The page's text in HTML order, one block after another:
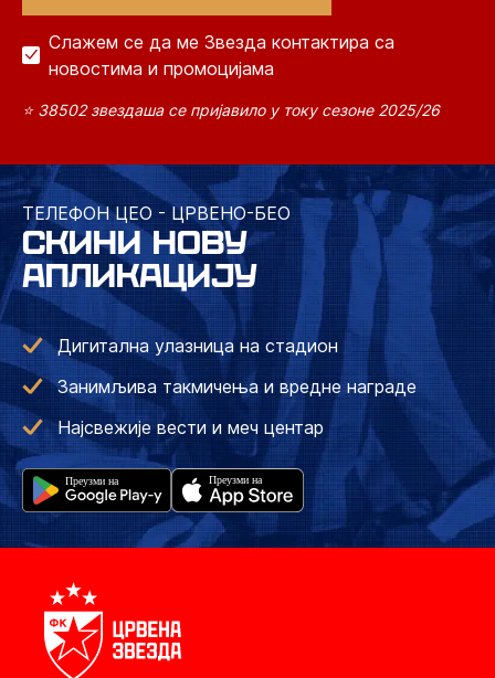
Слажем се да ме Звезда контактира са
новостима и промоцијама
⭐ 38502 звездаша се пријавило у току сезоне 2025/26
ТЕЛЕФОН ЦЕО - ЦРВЕНО-БЕО
СКИНИ НОВУ
АПЛИКАЦИЈУ
Дигитална улазница на стадион
Занимљива такмичења и вредне награде
Најсвежије вести и меч центар